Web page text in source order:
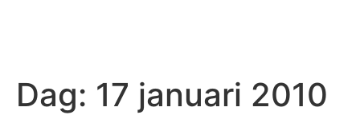
Dag: 17 januari 2010